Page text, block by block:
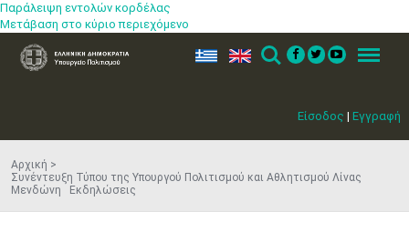
Παράλειψη εντολών κορδέλας
Μετάβαση στο κύριο περιεχόμενο
Είσοδος | Εγγραφή
ελ en Search Menu
Αρχική
Συνέντευξη Τύπου της Υπουργού Πολιτισμού και Αθλητισμού Λίνας
Μενδώνη Εκδηλώσεις